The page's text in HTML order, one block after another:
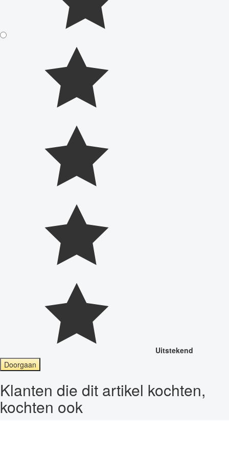
Uitstekend
Doorgaan
Klanten die dit artikel kochten,
kochten ook